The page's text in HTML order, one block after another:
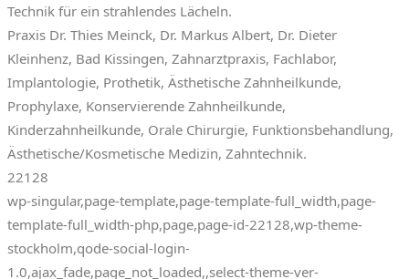
Technik für ein strahlendes Lächeln.
Praxis Dr. Thies Meinck, Dr. Markus Albert, Dr. Dieter
Kleinhenz, Bad Kissingen, Zahnarztpraxis, Fachlabor,
Implantologie, Prothetik, Ästhetische Zahnheilkunde,
Prophylaxe, Konservierende Zahnheilkunde,
Kinderzahnheilkunde, Orale Chirurgie, Funktionsbehandlung,
Ästhetische/Kosmetische Medizin, Zahntechnik.
22128
wp-singular,page-template,page-template-full_width,page-
template-full_width-php,page,page-id-22128,wp-theme-
stockholm,qode-social-login-
1.0,ajax_fade,page_not_loaded,,select-theme-ver-